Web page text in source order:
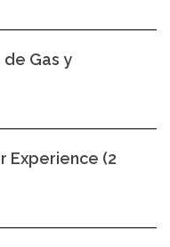
Gas y
Experience (2